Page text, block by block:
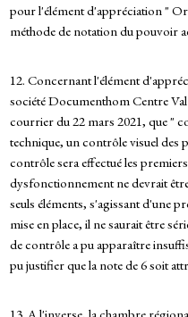
pour l'élément d'appréciation "
méthode de notation du pouvoir
12. Concernant l'élément
société Documenthom Centre
courrier du 22 mars 2021, que "
technique, un contrôle visuel des
contrôle sera effectué les
dysfonctionnement ne devrait
seuls éléments, s'agissant d'une
mise en place, il ne saurait être
de contrôle a pu apparaître
pu justifier que la note de 6 soit